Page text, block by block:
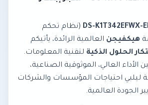
(نظام تحكم
هيكفيجن العالمية الرائدة، يأتيكم
الحلول الذكية لتقنية المعلومات.
الأداء العالي، الموثوقية الصناعية،
ليلبي احتياجات المؤسسات والشركات
الجودة العالمية.